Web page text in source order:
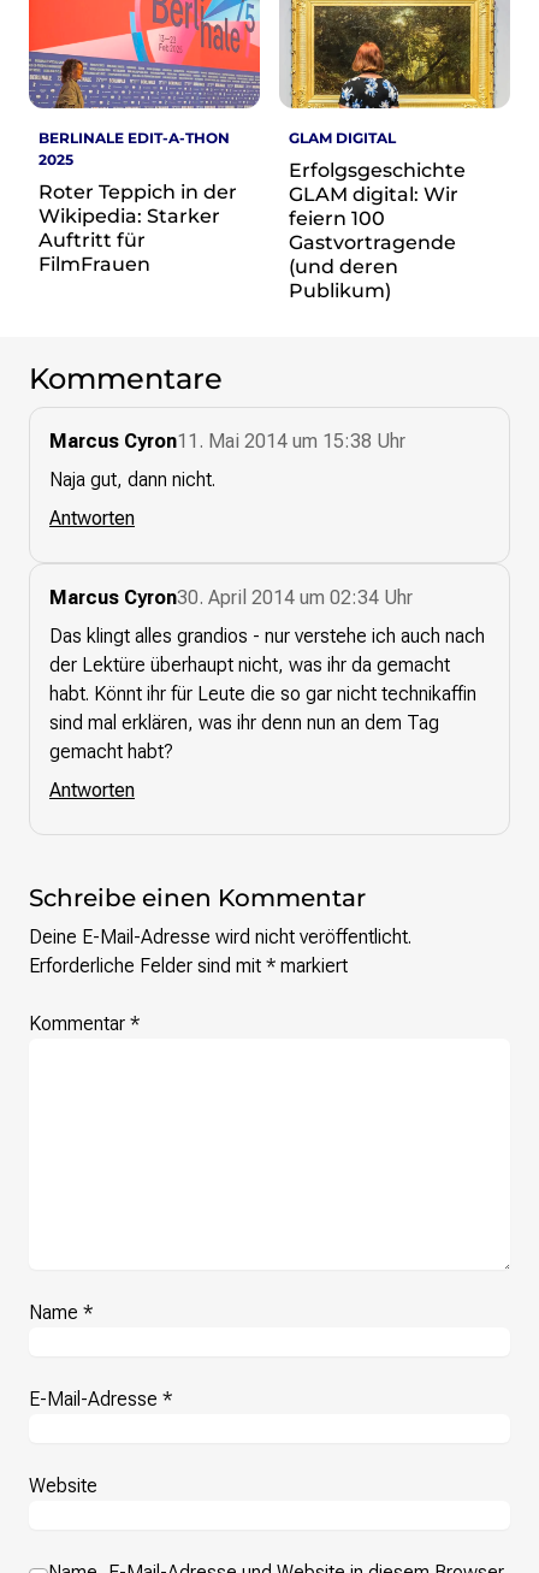
Verschlusssache Prüfung
Wissen. Macht. Gerechtigkeit.
MediaWiki
Wikibooks
Wikisource
Wiktionary
Über uns
Verein
Unsere Werte
Strategische Ausrichtung 2030
Ansprechpartner*innen
Transparenz
Suchanfrage
Suchen
Zum Inhalt überspringen
BERLINALE EDIT-A-THON
2025
Roter Teppich in der
Wikipedia: Starker
Auftritt für
FilmFrauen
GLAM DIGITAL
Erfolgsgeschichte
GLAM digital: Wir
feiern 100
Gastvortragende
(und deren
Publikum)
Kommentare
Marcus Cyron11. Mai 2014 um 15:38 Uhr
Naja gut, dann nicht.
Antworten
Marcus Cyron30. April 2014 um 02:34 Uhr
Das klingt alles grandios - nur verstehe ich auch nach
der Lektüre überhaupt nicht, was ihr da gemacht
habt. Könnt ihr für Leute die so gar nicht technikaffin
sind mal erklären, was ihr denn nun an dem Tag
gemacht habt?
Antworten
Schreibe einen Kommentar
Deine E-Mail-Adresse wird nicht veröffentlicht.
Erforderliche Felder sind mit * markiert
Kommentar *
Name *
E-Mail-Adresse *
Website